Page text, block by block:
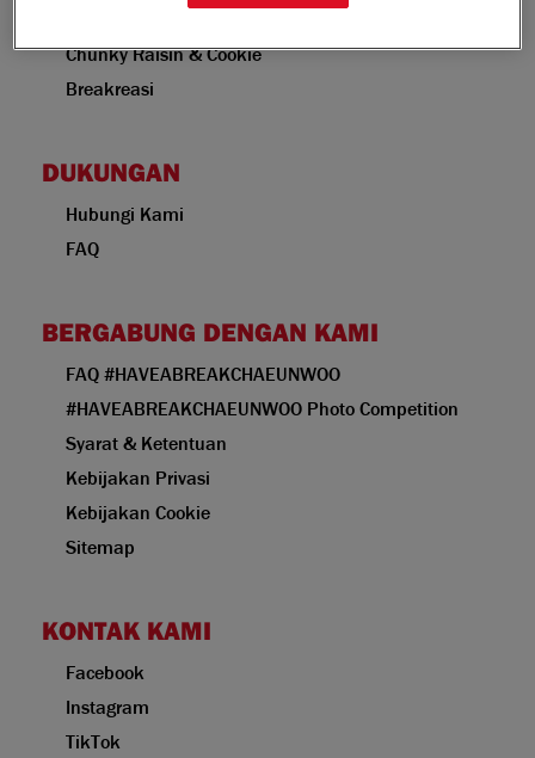
Chunky Raisin & Cookie
Breakreasi
DUKUNGAN
Hubungi Kami
FAQ
BERGABUNG DENGAN KAMI
FAQ #HAVEABREAKCHAEUNWOO
#HAVEABREAKCHAEUNWOO Photo Competition
Syarat & Ketentuan
Kebijakan Privasi
Kebijakan Cookie
Sitemap
KONTAK KAMI
Facebook
Instagram
TikTok